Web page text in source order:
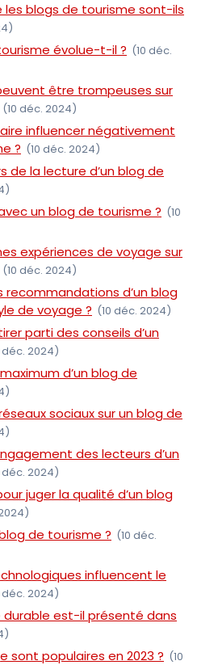
les blogs de tourisme sont-ils
évolue-t-il ? (10 déc.
être trompeuses sur
(10 déc. 2024)
influencer négativement
? (10 déc. 2024)
de la lecture d’un blog de
un blog de tourisme ? (10
expériences de voyage sur
(10 déc. 2024)
d’un blog
de voyage ? (10 déc. 2024)
parti des conseils d’un
déc. 2024)
d’un blog de
sociaux sur un blog de
des lecteurs d’un
déc. 2024)
juger la qualité d’un blog
de tourisme ? (10 déc.
influencent le
déc. 2024)
est-il présenté dans
sont populaires en 2023 ? (10